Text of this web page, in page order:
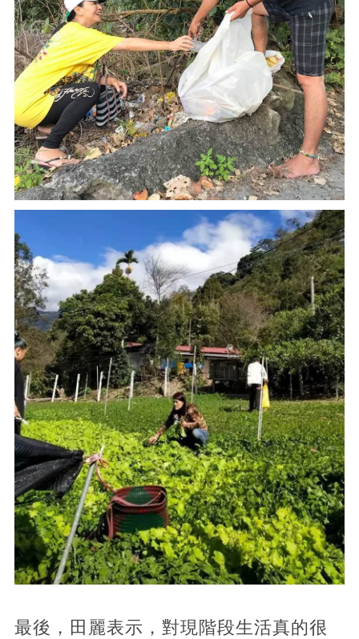
最後，田麗表示，對現階段生活真的很